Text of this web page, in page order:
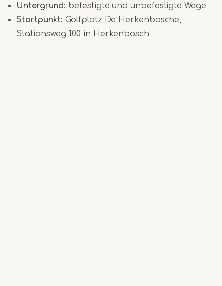
Untergrund: befestigte und unbefestigte Wege
Startpunkt: Golfplatz De Herkenbosche,
Stationsweg 100 in Herkenbosch